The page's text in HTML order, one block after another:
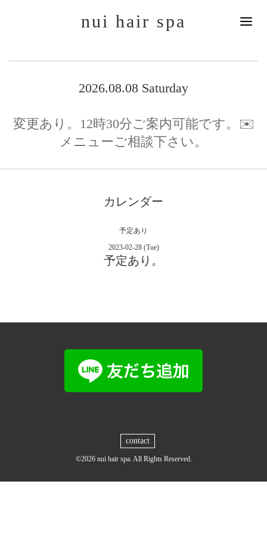
nui hair spa
2026.08.08 Saturday
変更あり。12時30分ご案内可能です。✉️
メニューご相談下さい。
カレンダー
予定あり
2023-02-28 (Tue)
予定あり。
contact
©2026 nui hair spa. All Rights Reserved.